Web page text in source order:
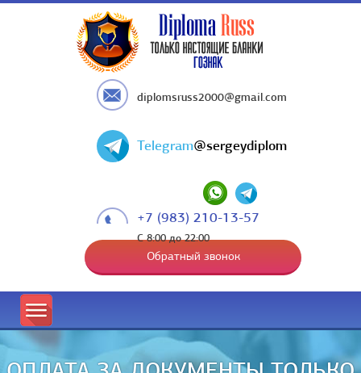
diplomsruss2000@gmail.com
Telegram@sergeydiplom
+7 (983) 210-13-57
С 8:00 до 22:00
Обратный звонок